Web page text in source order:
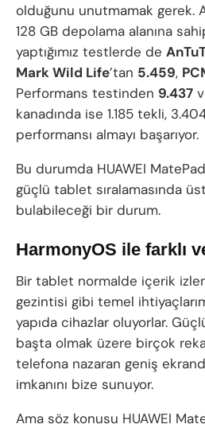
olduğunu unutmamak gerek.
128 GB depolama alanına
yaptığımız testlerde de
Mark Wild Life’tan 5.459,
Performans testinden 9.437
kanadında ise 1.185 tekli,
performansı almayı başarıyor.
Bu durumda HUAWEI
güçlü tablet sıralamasında
bulabileceği bir durum.
HarmonyOS ile farklı
Bir tablet normalde içerik
gezintisi gibi temel
yapıda cihazlar oluyorlar.
başta olmak üzere birçok
telefona nazaran geniş
imkanını bize sunuyor.
Ama söz konusu HUAWEI